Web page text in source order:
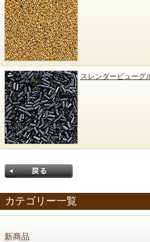
スレンダービューグ
カテゴリー一覧
新商品